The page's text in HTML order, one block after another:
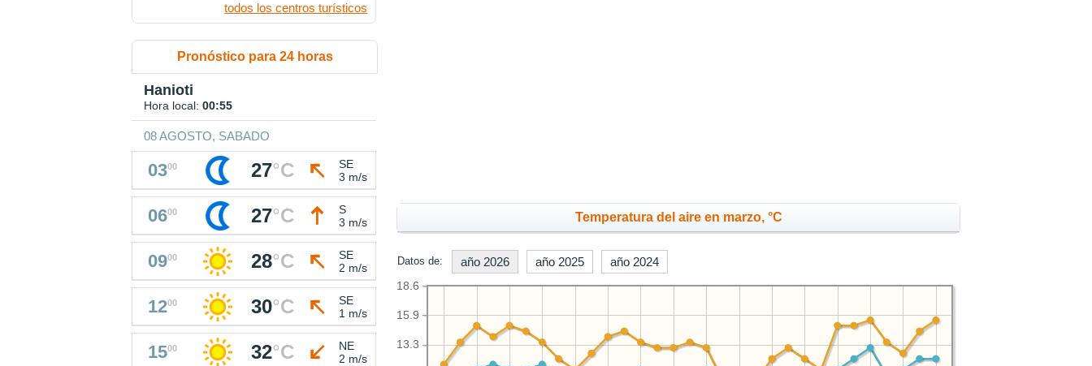
Temperatura del aire en marzo, °C
Datos de: año 2026 año 2025 año 2024
13.3
15.9
18.6
todos los centros turísticos
Pronóstico para 24 horas
Hanioti
Hora local: 00:55
08 AGOSTO, SABADO
0300 27°C
SE
3 m/s
0600 27°C
S
3 m/s
0900 28°C
SE
2 m/s
1200 30°C
SE
1 m/s
1500 32°C
NE
2 m/s